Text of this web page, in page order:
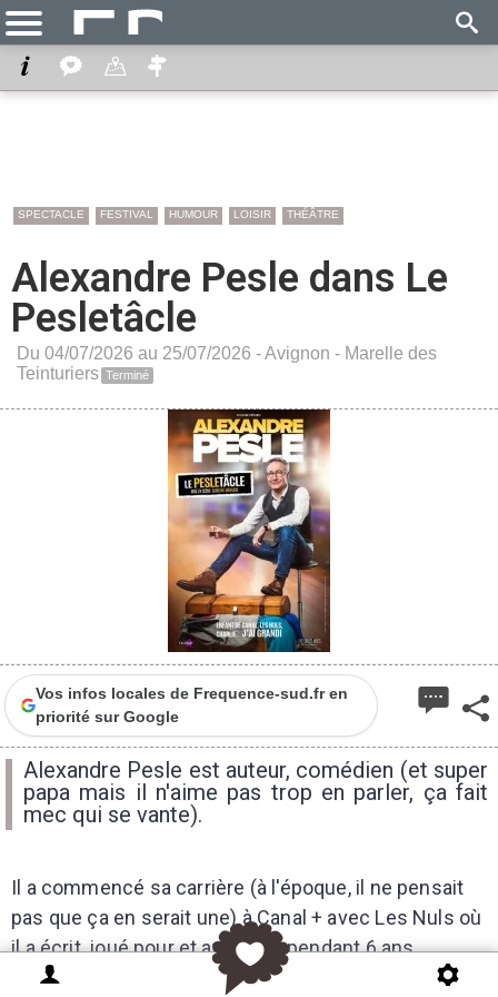
SPECTACLE FESTIVAL HUMOUR LOISIR THÉÂTRE
Alexandre Pesle dans Le
Pesletâcle
Du 04/07/2026 au 25/07/2026 -Avignon - Marelle des
Teinturiers Terminé
Vos infos locales de Frequence-sud.fr en
priorité sur Google
Alexandre Pesle est auteur, comédien (et super
papa mais il n'aime pas trop en parler, ça fait
mec qui se vante).
Il a commencé sa carrière (à l'époque, il ne pensait
pas que ça en serait une) à Canal + avec Les Nuls où
il a écrit, joué pour et avec eux pendant 6 ans.
Auteur historique des Guignols et de la série "H". Si